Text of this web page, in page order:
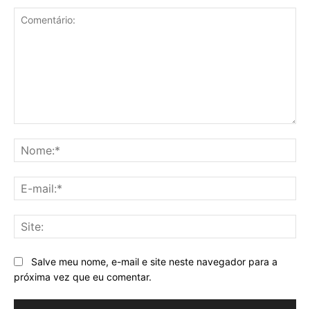
Salve meu nome, e-mail e site neste navegador para a
próxima vez que eu comentar.